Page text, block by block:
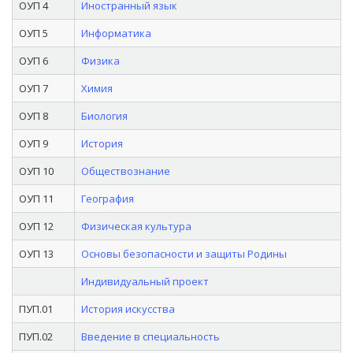
ОУП 4
Иностранный язык
ОУП 5
Информатика
ОУП 6
Физика
ОУП 7
Химия
ОУП 8
Биология
ОУП 9
История
ОУП 10
Обществознание
ОУП 11
География
ОУП 12
Физическая культура
ОУП 13
Основы безопасности и защиты Родины
Индивидуальный проект
ПУП.01
История искусства
ПУП.02
Введение в специальность